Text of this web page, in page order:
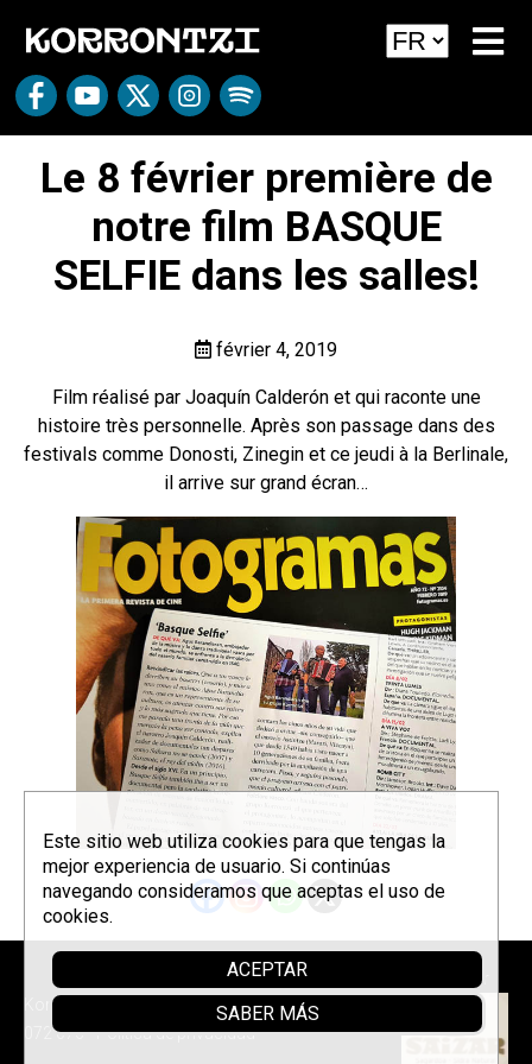
Le 8 février première de
notre film BASQUE
SELFIE dans les salles!
février 4, 2019
Film réalisé par Joaquín Calderón et qui raconte une
histoire très personnelle. Après son passage dans des
festivals comme Donosti, Zinegin et ce jeudi à la Berlinale,
il arrive sur grand écran…
Korrontzi © 2026 - Tel. (+34) 618
072 076 -Política de privacidad
Parrainer
Este sitio web utiliza cookies para que tengas la
mejor experiencia de usuario. Si continúas
navegando consideramos que aceptas el uso de
cookies.
ACEPTAR
SABER MÁS